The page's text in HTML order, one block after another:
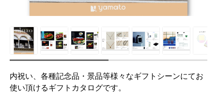
内祝い、各種記念品・景品等様々なギフトシーンにてお
使い頂けるギフトカタログです。